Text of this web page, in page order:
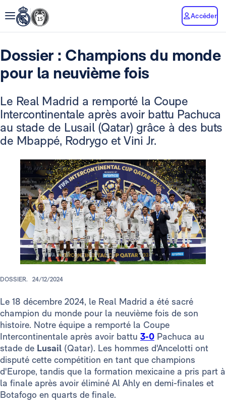
Accéder
Dossier : Champions du monde
pour la neuvième fois
Le Real Madrid a remporté la Coupe
Intercontinentale après avoir battu Pachuca
au stade de Lusail (Qatar) grâce à des buts
de Mbappé, Rodrygo et Vini Jr.
DOSSIER. 24/12/2024
Le 18 décembre 2024, le Real Madrid a été sacré
champion du monde pour la neuvième fois de son
histoire. Notre équipe a remporté la Coupe
Intercontinentale après avoir battu 3-0 Pachuca au
stade de Lusail (Qatar). Les hommes d'Ancelotti ont
disputé cette compétition en tant que champions
d'Europe, tandis que la formation mexicaine a pris part à
la finale après avoir éliminé Al Ahly en demi-finales et
Botafogo en quarts de finale.